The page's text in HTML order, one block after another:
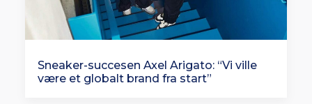
Sneaker-succesen Axel Arigato: “Vi ville
være et globalt brand fra start”